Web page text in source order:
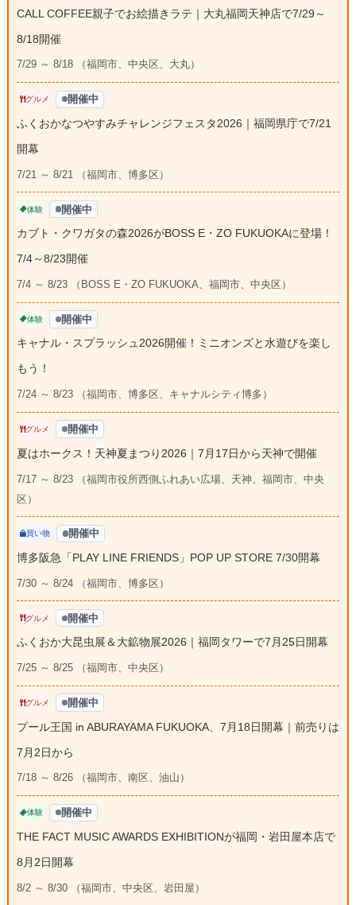
CALL COFFEE親子でお絵描きラテ｜大丸福岡天神店で7/29～
8/18開催
7/29 ～ 8/18 （福岡市、中央区、大丸）
グルメ 開催中
ふくおかなつやすみチャレンジフェスタ2026｜福岡県庁で7/21
開幕
7/21 ～ 8/21 （福岡市、博多区）
体験 開催中
カブト・クワガタの森2026がBOSS E・ZO FUKUOKAに登場！
7/4～8/23開催
7/4 ～ 8/23 （BOSS E・ZO FUKUOKA、福岡市、中央区）
体験 開催中
キャナル・スプラッシュ2026開催！ミニオンズと水遊びを楽し
もう！
7/24 ～ 8/23 （福岡市、博多区、キャナルシティ博多）
グルメ 開催中
夏はホークス！天神夏まつり2026｜7月17日から天神で開催
7/17 ～ 8/23 （福岡市役所西側ふれあい広場、天神、福岡市、中央
区）
買い物 開催中
博多阪急「PLAY LINE FRIENDS」POP UP STORE 7/30開幕
7/30 ～ 8/24 （福岡市、博多区）
グルメ 開催中
ふくおか大昆虫展＆大鉱物展2026｜福岡タワーで7月25日開幕
7/25 ～ 8/25 （福岡市、中央区）
グルメ 開催中
プール王国 in ABURAYAMA FUKUOKA、7月18日開幕｜前売りは
7月2日から
7/18 ～ 8/26 （福岡市、南区、油山）
体験 開催中
THE FACT MUSIC AWARDS EXHIBITIONが福岡・岩田屋本店で
8月2日開幕
8/2 ～ 8/30 （福岡市、中央区、岩田屋）